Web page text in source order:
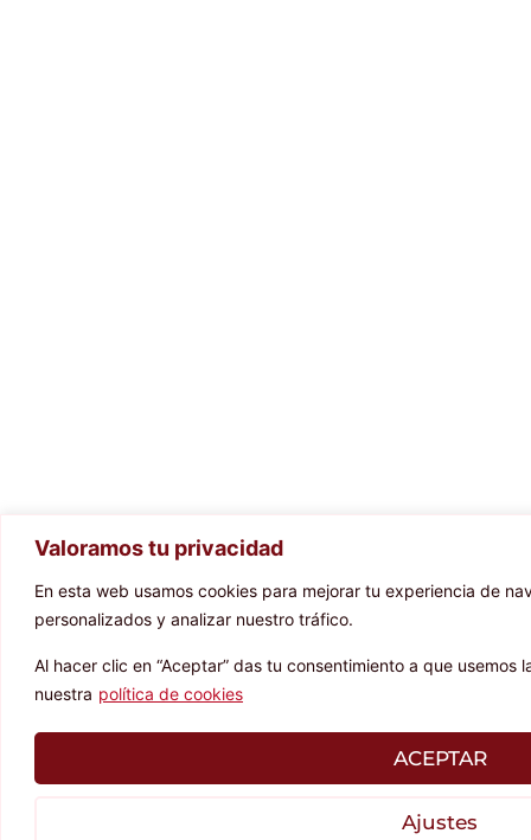
Valoramos tu privacidad
En esta web usamos cookies para mejorar tu experiencia de
personalizados y analizar nuestro tráfico.
Al hacer clic en “Aceptar” das tu consentimiento a que usemos
nuestra política de cookies
Ajustes
ACEPTAR